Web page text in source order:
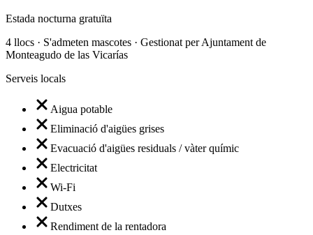
Estada nocturna gratuïta
4 llocs · S'admeten mascotes · Gestionat per Ajuntament de
Monteagudo de las Vicarías
Serveis locals
Aigua potable
Eliminació d'aigües grises
Evacuació d'aigües residuals / vàter químic
Electricitat
Wi-Fi
Dutxes
Rendiment de la rentadora